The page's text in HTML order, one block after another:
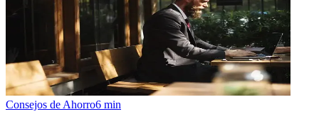
Consejos de Ahorro6 min